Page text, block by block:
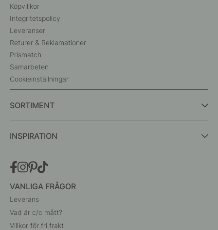
Köpvillkor
Integritetspolicy
Leveranser
Returer & Reklamationer
Prismatch
Samarbeten
Cookieinställningar
SORTIMENT
INSPIRATION
VANLIGA FRÅGOR
Leverans
Vad är c/c mått?
Villkor för fri frakt